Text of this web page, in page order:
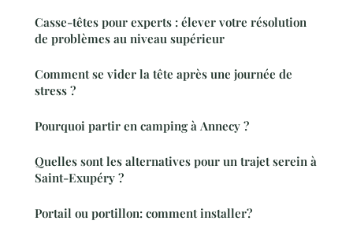
Casse-têtes pour experts : élever votre résolution
de problèmes au niveau supérieur
Comment se vider la tête après une journée de
stress ?
Pourquoi partir en camping à Annecy ?
Quelles sont les alternatives pour un trajet serein à
Saint-Exupéry ?
Portail ou portillon: comment installer?